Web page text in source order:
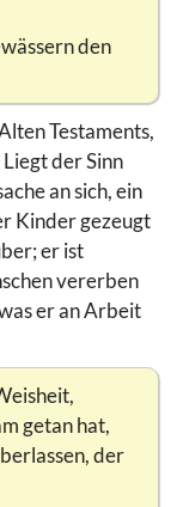
den
Testaments,
Liegt der Sinn
an sich, ein
Kinder gezeugt
er ist
vererben
er an Arbeit
getan hat,
der